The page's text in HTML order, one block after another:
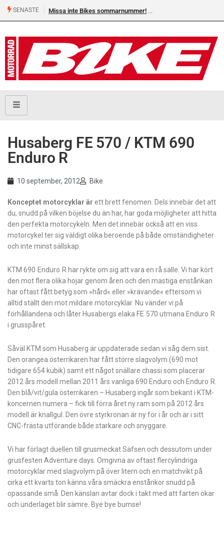
SENASTE Missa inte Bikes sommarnummer!
Husaberg FE 570 / KTM 690
Enduro R
10 september, 2012 Bike
Konceptet motorcyklar är ett brett fenomen. Dels innebär det att
du, snudd på vilken böjelse du än har, har goda möjligheter att hitta
den perfekta motorcykeln. Men det innebär också att en viss
motorcykel ter sig väldigt olika beroende på både omständigheter
och inte minst sällskap.
KTM 690 Enduro R har rykte om sig att vara en rå sälle. Vi har kört
den mot flera olika hojar genom åren och den mastiga enstånkan
har oftast fått betyg som »hård« eller »krävande« eftersom vi
alltid ställt den mot mildare motorcyklar. Nu vänder vi på
förhållandena och låter Husabergs elaka FE 570 utmana Enduro R
i grusspåret.
Såväl KTM som Husaberg är uppdaterade sedan vi såg dem sist.
Den orangea österrikaren har fått större slagvolym (690 mot
tidigare 654 kubik) samt ett något snällare chassi som placerar
2012 års modell mellan 2011 års vanliga 690 Enduro och Enduro R.
Den blå/vit/gula österrikaren – Husaberg ingår som bekant i KTM-
koncernen numera – fick till förra året ny ram som på 2012 års
modell är knallgul. Den övre styrkronan är ny för i år och är i sitt
CNC-frästa utförande både starkare och snyggare.
Vi har förlagt duellen till grusmeckat Säfsen och dessutom under
grusfesten Adventure days. Omgivna av oftast fler­cylindriga
motorcyklar med slagvolym på över litern och en matchvikt på
cirka ett kvarts ton känns våra smäckra enstånkor snudd på
opassande små. Den känslan avtar dock i takt med att farten ökar
och underlaget blir sämre. Bye bye bumse!